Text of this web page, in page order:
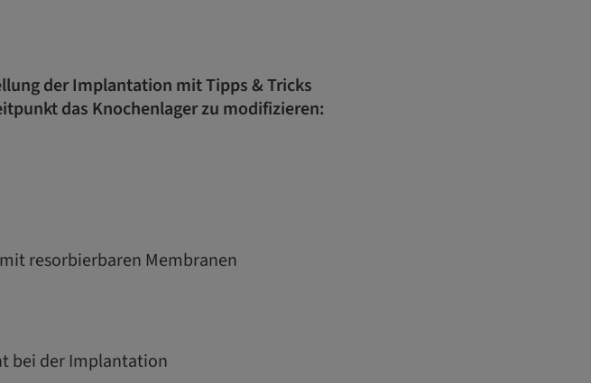
der Implantation mit Tipps & Tricks
das Knochenlager zu modifizieren:
resorbierbaren Membranen
bei der Implantation